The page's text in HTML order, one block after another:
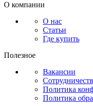
О компании
О нас
Статьи
Где купить
Полезное
Вакансии
Политика
Политика